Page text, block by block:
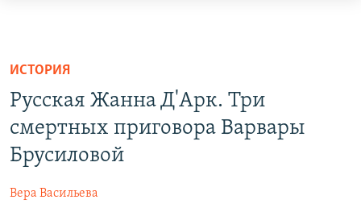
упрощенного
доступа
основному
Вернутся
ПОДКАСТЫ
АВТОРСКИЕ ПРОЕКТЫ
ЦИТАТЫ СВОБОДЫ
МНЕНИЯ
ИСТОРИЯ
Русская Жанна Д'Арк. Три
смертных приговора Варвары
Брусиловой
Вера Васильева